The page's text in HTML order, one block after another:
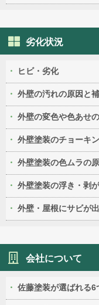
劣化状況
ヒビ・劣化
外壁の汚れの原因と
外壁の変色や色あせ
外壁塗装のチョーキ
外壁塗装の色ムラの
外壁塗装の浮き・剥
外壁・屋根にサビが
会社について
佐藤塗装が選ばれる6